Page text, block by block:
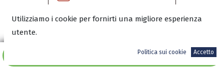
Aggiungi al carrello
Utilizziamo i cookie per fornirti una migliore esperienza
utente.
Politica sui cookie Accetto